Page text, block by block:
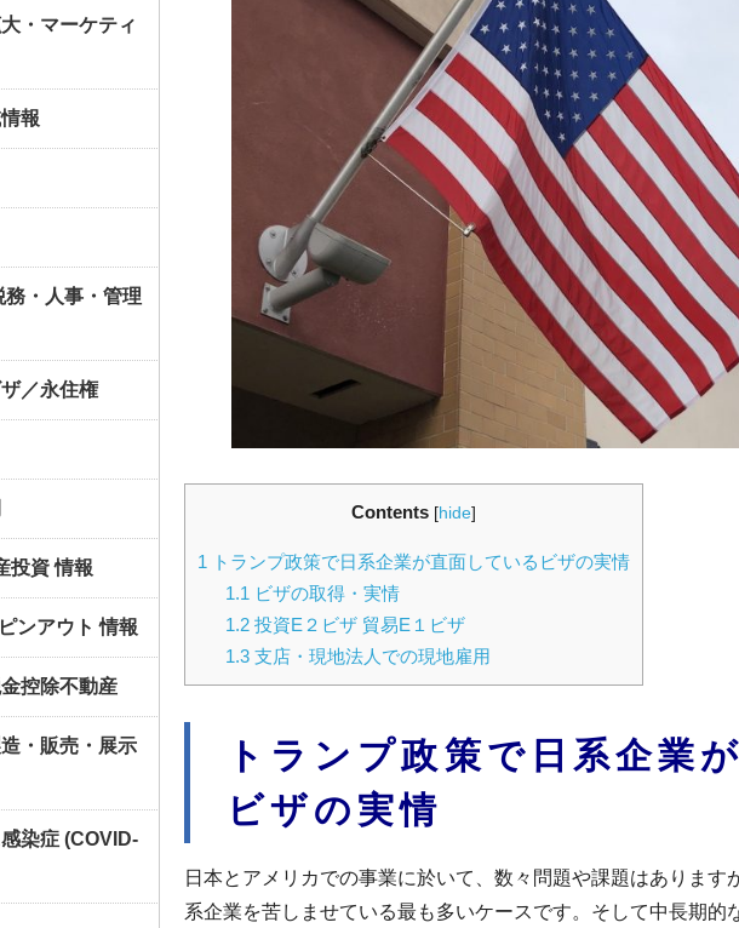
Contents [hide]
1 トランプ政策で日系企業が直面しているビザの実情
1.1 ビザの取得・実情
1.2投資E２ビザ 貿易E１ビザ
1.3支店・現地法人での現地雇用
トランプ政策で日系企業
ビザの実情
日本とアメリカでの事業に於いて、数々問題や課題はあります
系企業を苦しませている最も多いケースです。そして中長期的
・マーケティ
報
・人事・管理
／永住権
資 情報
ンアウト 情報
控除不動産
・販売・展示
染症 (COVID-